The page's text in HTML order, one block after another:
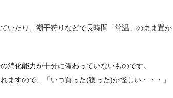
いたり、潮干狩りなどで長時間「常温」のまま置か
消化能力が十分に備わっていないものです。
ますので、「いつ買った(獲った)か怪しい・・・」